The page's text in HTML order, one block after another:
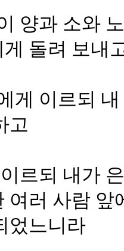
양과 소와
돌려 보내
게 이르되
고
르되 내가
여러 사람
었느니라